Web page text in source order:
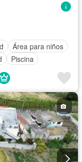
Área para niños
Piscina